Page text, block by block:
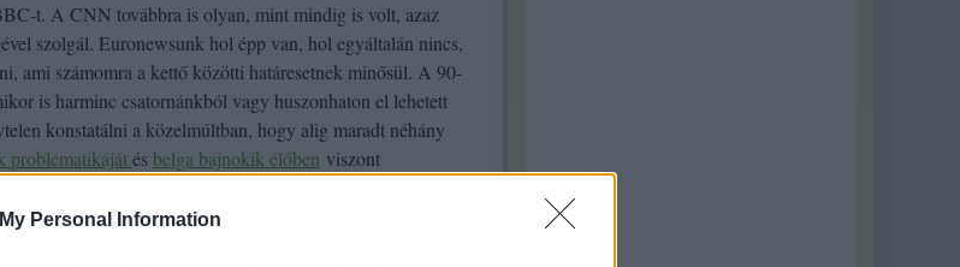
Personal Information
t. A CNN továbbra is olyan, mint mindig is volt, azaz
szolgál. Euronewsunk hol épp van, hol egyáltalán nincs,
ami számomra a kettő közötti határesetnek minősül. A 90-
is harminc csatornánkból vagy huszonhaton el lehetett
konstatálni a közelmúltban, hogy alig maradt néhány
problematikájátés belga bajnokik élőben viszont
minek.